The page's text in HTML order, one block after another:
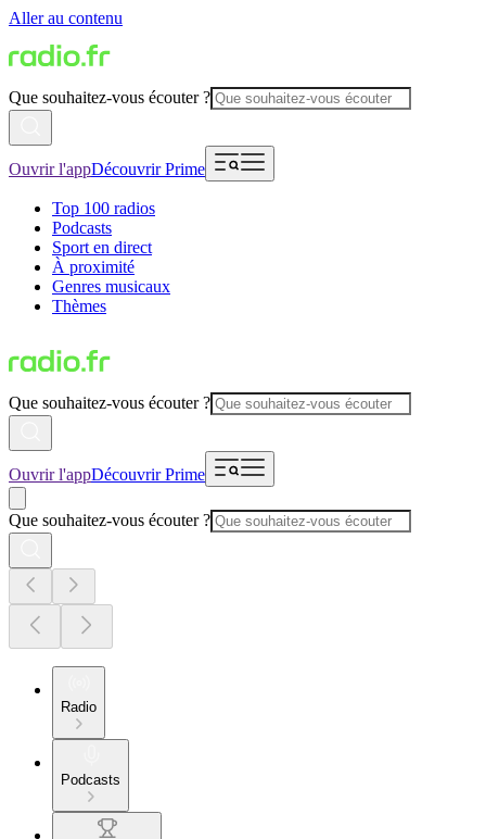
Aller au contenu
Que souhaitez-vous écouter ?
Ouvrir l'appDécouvrir Prime
Top 100 radios
Podcasts
Sport en direct
À proximité
Genres musicaux
Thèmes
Que souhaitez-vous écouter ?
Ouvrir l'appDécouvrir Prime
Que souhaitez-vous écouter ?
Radio
Podcasts